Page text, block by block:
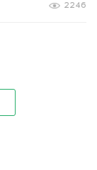
2246